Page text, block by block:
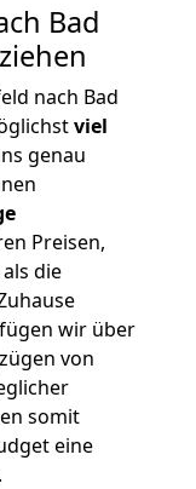
Bad
nach Bad
viel
genau
Preisen,
die
wir über
von
somit
eine